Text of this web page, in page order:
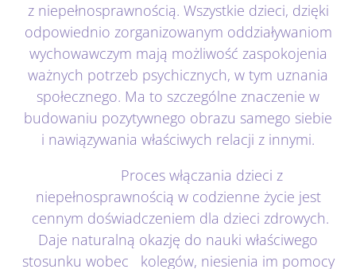
z niepełnosprawnością. Wszystkie dzieci, dzięki
odpowiednio zorganizowanym oddziaływaniom
wychowawczym mają możliwość zaspokojenia
ważnych potrzeb psychicznych, w tym uznania
społecznego. Ma to szczególne znaczenie w
budowaniu pozytywnego obrazu samego siebie
i nawiązywania właściwych relacji z innymi.
Proces włączania dzieci z
niepełnosprawnością w codzienne życie jest
cennym doświadczeniem dla dzieci zdrowych.
Daje naturalną okazję do nauki właściwego
stosunku wobec kolegów, niesienia im pomocy